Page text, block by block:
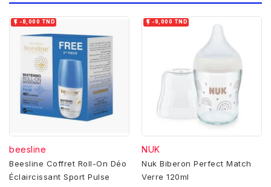
 -8,000 TND
beesline
Beesline Coffret Roll-On Déo
Éclaircissant Sport Pulse
 -9,000 TND
NUK
Nuk Biberon Perfect Match
Verre 120ml